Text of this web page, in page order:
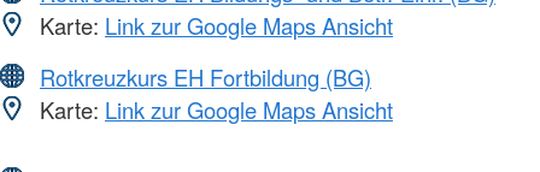
Karte: Link zur Google Maps Ansicht
Rotkreuzkurs EH Fortbildung (BG)
Karte: Link zur Google Maps Ansicht